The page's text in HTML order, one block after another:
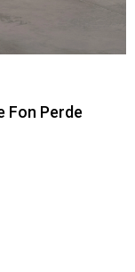
Fon Perde